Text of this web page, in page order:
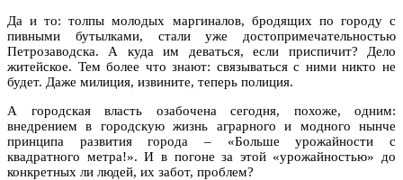
Да и то: толпы молодых маргиналов, бродящих по городу с
пивными бутылками, стали уже достопримечательностью
Петрозаводска. А куда им деваться, если приспичит? Дело
житейское. Тем более что знают: связываться с ними никто не
будет. Даже милиция, извините, теперь полиция.
А городская власть озабочена сегодня, похоже, одним:
внедрением в городскую жизнь аграрного и модного нынче
принципа развития города – «Больше урожайности с
квадратного метра!». И в погоне за этой «урожайностью» до
конкретных ли людей, их забот, проблем?